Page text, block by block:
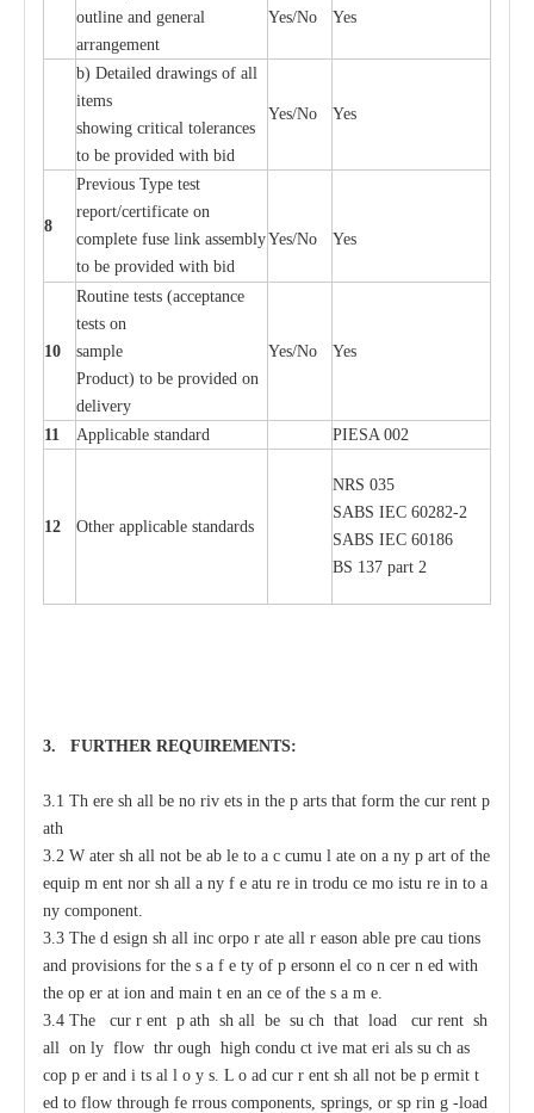
outline and general
arrangement
Yes/No Yes
b) Detailed drawings of all
items
showing critical tolerances
to be provided with bid
Yes/No Yes
8
Previous Type test
report/certificate on
complete fuse link assembly
to be provided with bid
Yes/No Yes
10
Routine tests (acceptance
tests on
sample
Product) to be provided on
delivery
Yes/No Yes
11 Applicable standard PIESA 002
12 Other applicable standards
NRS 035
SABS IEC 60282-2
SABS IEC 60186
BS 137 part 2
3. FURTHER REQUIREMENTS:
3.1 Th ere sh all be no riv ets in the p arts that form the cur rent p
ath
3.2 W ater sh all not be ab le to a c cumu l ate on a ny p art of the
equip m ent nor sh all a ny f e atu re in trodu ce mo istu re in to a
ny component.
3.3 The d esign sh all inc orpo r ate all r eason able pre cau tions
and provisions for the s a f e ty of p ersonn el co n cer n ed with
the op er at ion and main t en an ce of the s a m e
3.4 The cur r ent p ath sh all be su ch that load cur rent sh
all on ly flow thr ough high condu ct ive mat eri als su ch as
cop p er and i ts al l o y s L o ad cur r ent sh all not be p ermit t
ed to flow through fe rrous components, springs, or sp rin g -load